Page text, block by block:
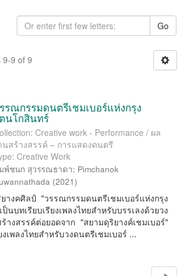
Go
9-9 of 9
รณกรรมดนตรีเชมเบอร์แห่งกรุง
นโกสินทร์
Creative work - Performance / ผล
นสร้างสรรค์ – การแสดงดนตรี
Creative Work
พ์ชนก สุวรรณธาดา; Pimchanok
(2021)
างคศิลป์ "วรรณกรรมดนตรีเชมเบอร์แห่งกรุง
ทเรียบเรียงเพลงไทยสำหรับบรรเลงด้วยวง
างสรรค์ต่อยอดจาก "สยามดุริยางค์เชมเบอร์"
เพลงไทยสำหรับวงดนตรีเชมเบอร์ ...